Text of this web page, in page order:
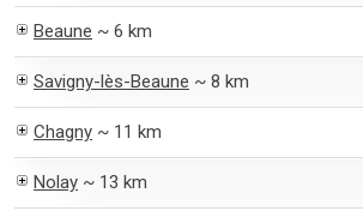
Beaune ~ 6 km
Savigny-lès-Beaune ~ 8 km
Chagny ~ 11 km
Nolay ~ 13 km